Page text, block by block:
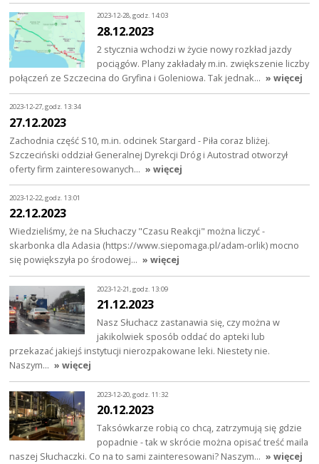
2023-12-28, godz. 14:03
28.12.2023
2 stycznia wchodzi w życie nowy rozkład jazdy
pociągów. Plany zakładały m.in. zwiększenie liczby
połączeń ze Szczecina do Gryfina i Goleniowa. Tak jednak… » więcej
2023-12-27, godz. 13:34
27.12.2023
Zachodnia część S10, m.in. odcinek Stargard - Piła coraz bliżej.
Szczeciński oddział Generalnej Dyrekcji Dróg i Autostrad otworzył
oferty firm zainteresowanych… » więcej
2023-12-22, godz. 13:01
22.12.2023
Wiedzieliśmy, że na Słuchaczy "Czasu Reakcji" można liczyć -
skarbonka dla Adasia (https://www.siepomaga.pl/adam-orlik) mocno
się powiększyła po środowej… » więcej
2023-12-21, godz. 13:09
21.12.2023
Nasz Słuchacz zastanawia się, czy można w
jakikolwiek sposób oddać do apteki lub
przekazać jakiejś instytucji nierozpakowane leki. Niestety nie.
Naszym… » więcej
2023-12-20, godz. 11:32
20.12.2023
Taksówkarze robią co chcą, zatrzymują się gdzie
popadnie - tak w skrócie można opisać treść maila
naszej Słuchaczki. Co na to sami zainteresowani? Naszym… » więcej